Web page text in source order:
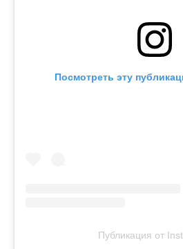
Посмотреть эту
Публикация от